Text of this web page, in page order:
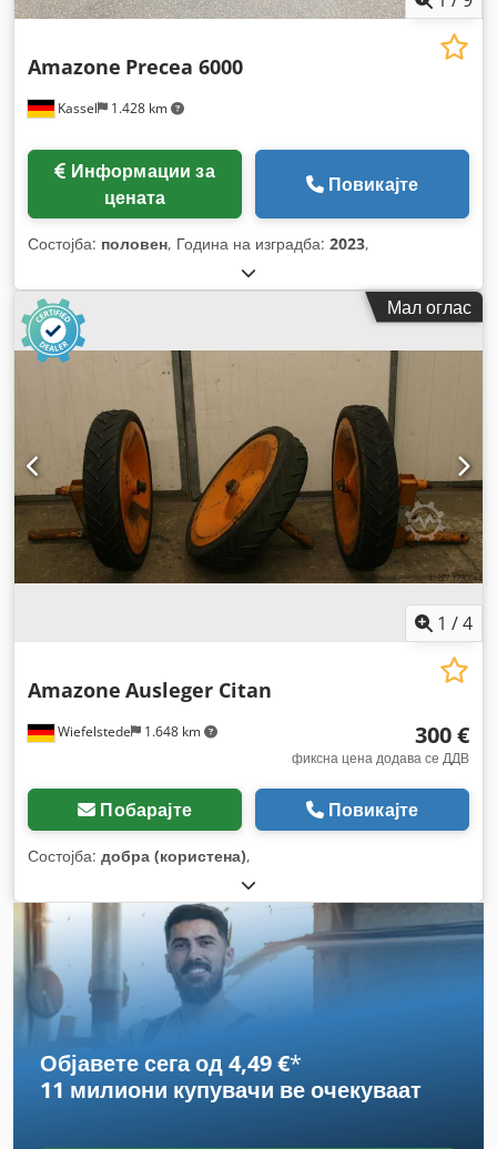
Kassel 1.428 km
Amazone Precea 6000
цената
Повикајте
Состојба: половен, Година на изградба: 2023,
Мал оглас
1 /4
Wiefelstede 1.648 km
Amazone Ausleger Citan
300 €
фиксна цена додава се ДДВ
Побарајте Повикајте
Состојба: добра (користена),
Објавете сега од 4,49 €*
11 милиони купувачи ве очекуваат